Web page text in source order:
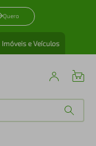
Quero
Imóveis e Veículos